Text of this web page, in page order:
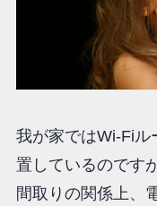
我が家ではWi-Fiル
置しているのです
間取りの関係上、